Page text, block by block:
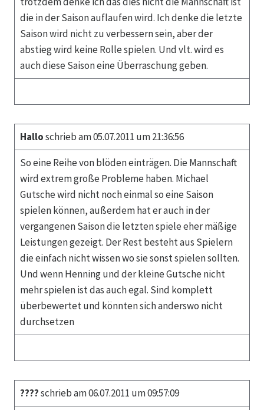
die in der Saison auflaufen wird. Ich denke die letzte
Saison wird nicht zu verbessern sein, aber der
abstieg wird keine Rolle spielen. Und vlt. wird es
auch diese Saison eine Überraschung geben.
Halloschrieb am 05.07.2011 um 21:36:56
So eine Reihe von blöden einträgen. Die Mannschaft
wird extrem große Probleme haben. Michael
Gutsche wird nicht noch einmal so eine Saison
spielen können, außerdem hat er auch in der
vergangenen Saison die letzten spiele eher mäßige
Leistungen gezeigt. Der Rest besteht aus Spielern
die einfach nicht wissen wo sie sonst spielen sollten.
Und wenn Henning und der kleine Gutsche nicht
mehr spielen ist das auch egal. Sind komplett
überbewertet und könnten sich anderswo nicht
durchsetzen
????schrieb am 06.07.2011 um 09:57:09